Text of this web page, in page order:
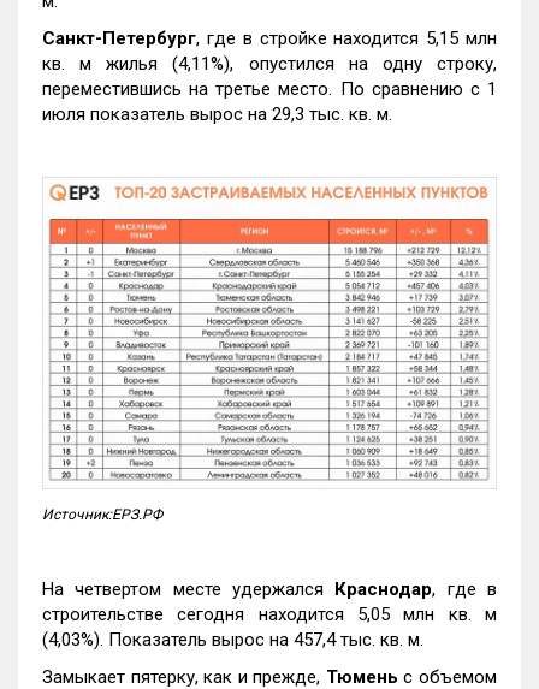
Санкт-Петербург, где в стройке находится 5,15 млн
кв. м жилья (4,11%), опустился на одну строку,
переместившись на третье место. По сравнению с 1
июля показатель вырос на 29,3 тыс. кв. м.
Источник:ЕРЗ.РФ
На четвертом месте удержался Краснодар, где в
строительстве сегодня находится 5,05 млн кв. м
(4,03%). Показатель вырос на 457,4 тыс. кв. м.
Замыкает пятерку, как и прежде, Тюмень с объемом